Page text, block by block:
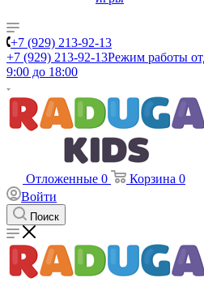
+7 (929) 213-92-13
+7 (929) 213-92-13Режим работы
9:00 до 18:00
Отложенные 0 Корзина 0
Войти
Поиск